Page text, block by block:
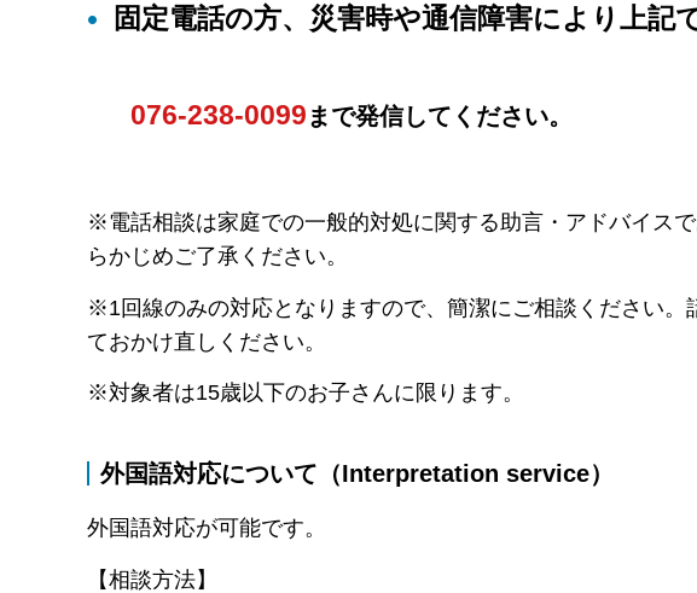
固定電話の方、災害時や通信障害により上記
076-238-0099 まで発信してください。
※電話相談は家庭での一般的対処に関する助言・アドバイス
らかじめご了承ください。
※1回線のみの対応となりますので、簡潔にご相談ください
ておかけ直しください。
※対象者は15歳以下のお子さんに限ります。
外国語対応について（Interpretation service）
外国語対応が可能です。
【相談方法】